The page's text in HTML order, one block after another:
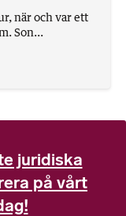
när och var ett
Son...
juridiska
på vårt